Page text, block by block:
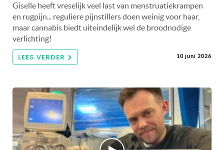
Giselle heeft vreselijk veel last van menstruatiekrampen
en rugpijn... reguliere pijnstillers doen weinig voor haar,
maar cannabis biedt uiteindelijk wel de broodnodige
verlichting!
LEES VERDER 10 juni 2026